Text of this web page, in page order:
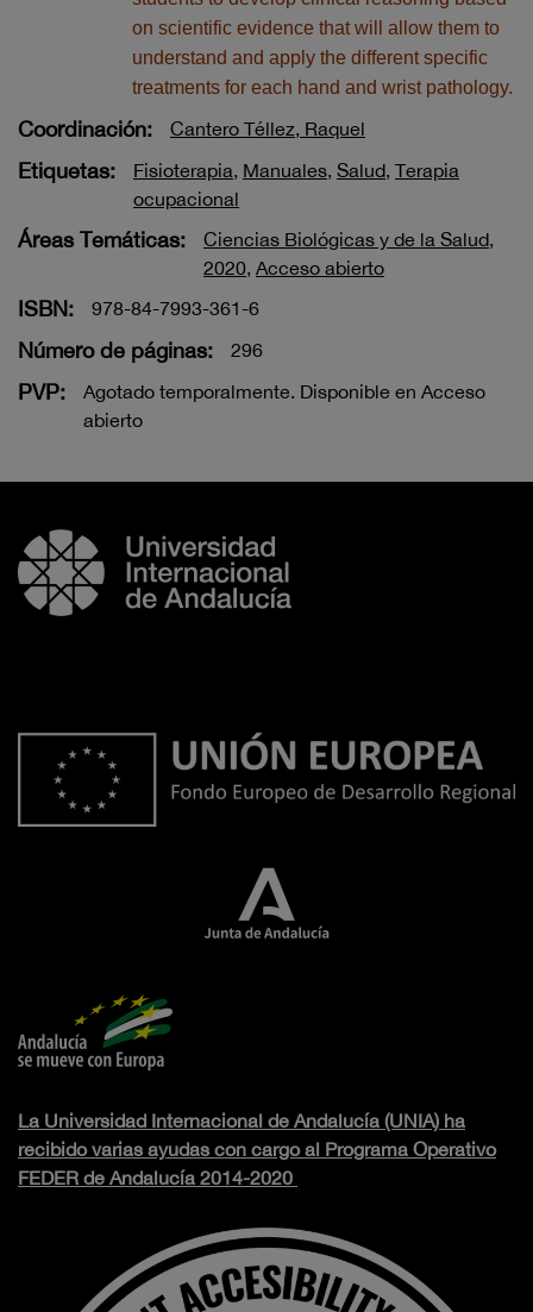
on scientific evidence that will allow them to
understand and apply the different specific
treatments for each hand and wrist pathology.
Coordinación: Cantero Téllez, Raquel
Etiquetas: Fisioterapia, Manuales, Salud, Terapia
ocupacional
Áreas Temáticas: Ciencias Biológicas y de la Salud,
2020, Acceso abierto
ISBN: 978-84-7993-361-6
Número de páginas: 296
PVP:
Agotado temporalmente. Disponible en Acceso
abierto
La Universidad Internacional de Andalucía (UNIA) ha
recibido varias ayudas con cargo al Programa Operativo
FEDER de Andalucía 2014-2020